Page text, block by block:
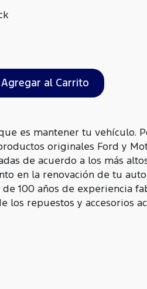
Agregar al Carrito
es mantener tu vehículo.
originales Ford y
de acuerdo a los más
en la renovación de tu
100 años de experiencia
los repuestos y accesorios